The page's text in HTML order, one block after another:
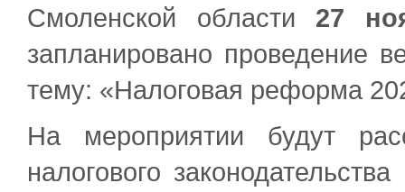
Смоленской области 27
запланировано проведение
тему: «Налоговая реформа
На мероприятии будут
налогового